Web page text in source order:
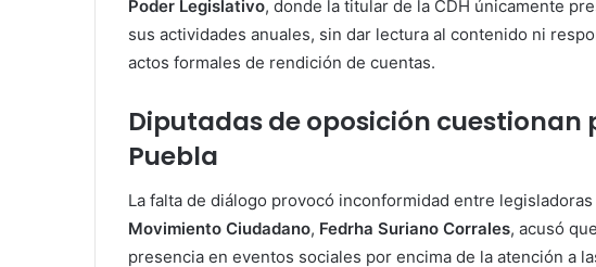
Poder Legislativo, donde la titular de la CDH únicamente
sus actividades anuales, sin dar lectura al contenido ni
actos formales de rendición de cuentas.
Diputadas de oposición cuestionan
Puebla
La falta de diálogo provocó inconformidad entre
Movimiento Ciudadano, Fedrha Suriano Corrales, acusó
presencia en eventos sociales por encima de la atención a